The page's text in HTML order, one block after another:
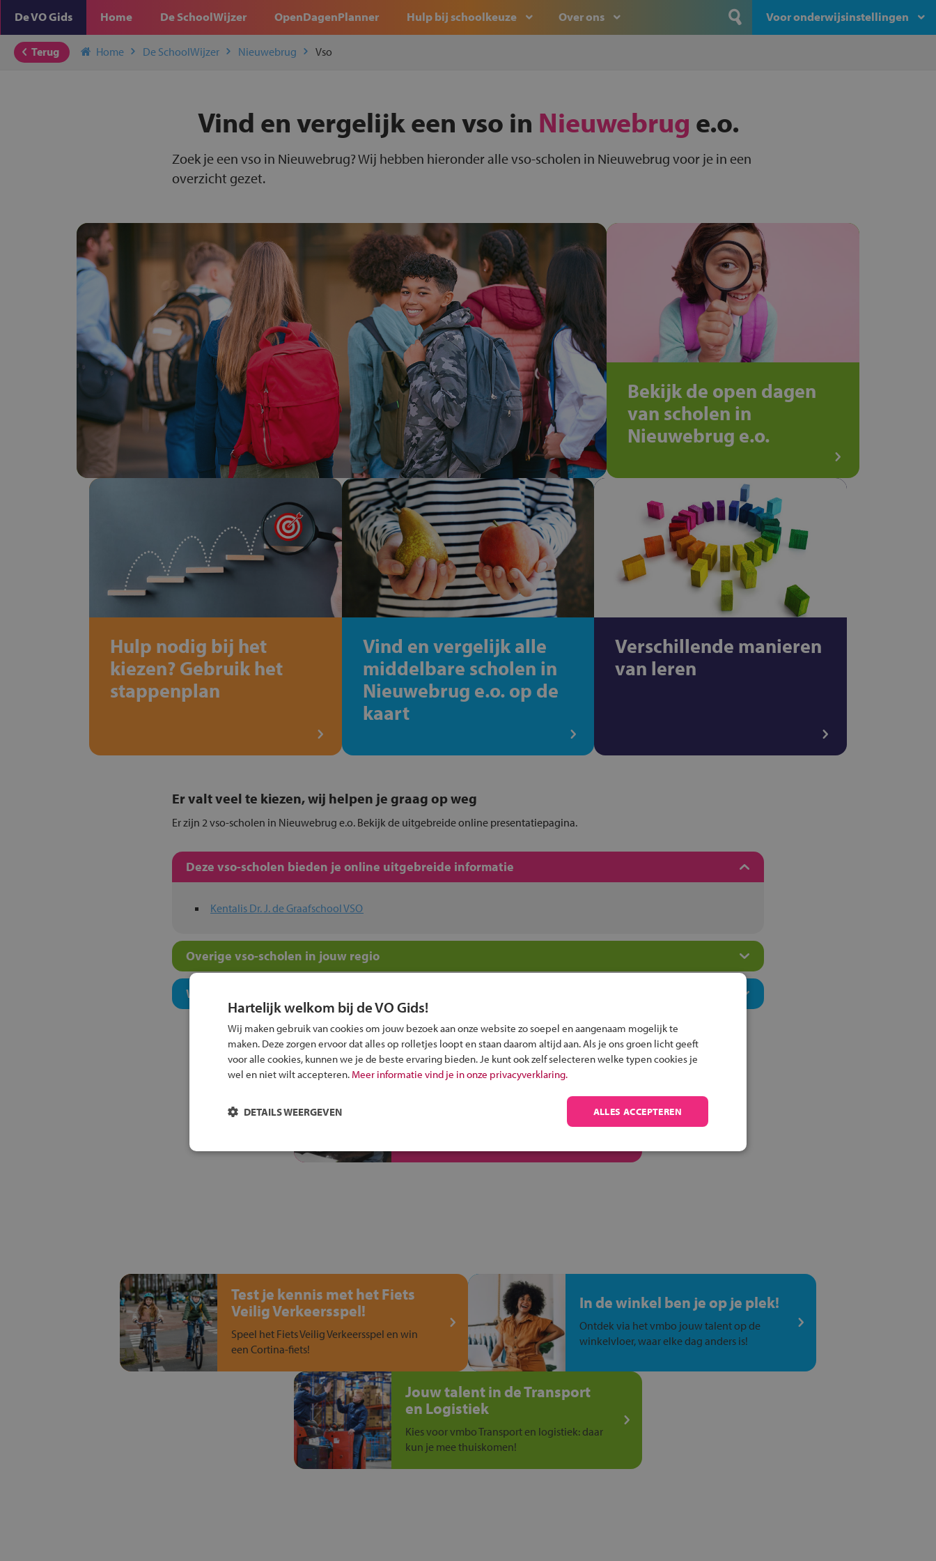
De VO Gids Home De SchoolWijzer OpenDagenPlanner Hulp bij schoolkeuze Over ons Voor onderwijsinstellingen
Terug Home De SchoolWijzer Nieuwebrug Vso
Vind en vergelijk een vso in Nieuwebrug e.o.
Zoek je een vso in Nieuwebrug? Wij hebben hieronder alle vso-scholen in Nieuwebrug voor je in een
overzicht gezet.
Bekijk de open dagen
van scholen in
Nieuwebrug e.o.
Hulp nodig bij het
kiezen? Gebruik het
stappenplan
Vind en vergelijk alle
middelbare scholen in
Nieuwebrug e.o. op de
kaart
Verschillende manieren
van leren
Er valt veel te kiezen, wij helpen je graag op weg
Er zijn 2 vso-scholen in Nieuwebrug e.o. Bekijk de uitgebreide online presentatiepagina.
Deze vso-scholen bieden je online uitgebreide informatie
Kentalis Dr. J. de Graafschool VSO
Overige vso-scholen in jouw regio
Welk onderwijsconcept past bij jou?
Alle informatie om je kind aan te melden bij
Test je kennis met het Fiets
Veilig Verkeersspel!
Speel het Fiets Veilig Verkeersspel en win
een Cortina-fiets!
In de winkel ben je op je plek!
Ontdek via het vmbo jouw talent op de
winkelvloer, waar elke dag anders is!
Jouw talent in de Transport
en Logistiek
Kies voor vmbo Transport en logistiek: daar
kun je mee thuiskomen!
Hartelijk welkom bij de VO Gids!
Wij maken gebruik van cookies om jouw bezoek aan onze website zo soepel en aangenaam mogelijk te
maken. Deze zorgen ervoor dat alles op rolletjes loopt en staan daarom altijd aan. Als je ons groen licht geeft
voor alle cookies, kunnen we je de beste ervaring bieden. Je kunt ook zelf selecteren welke typen cookies je
wel en niet wilt accepteren. Meer informatie vind je in onze privacyverklaring.
ALLES ACCEPTEREN
DETAILS WEERGEVEN